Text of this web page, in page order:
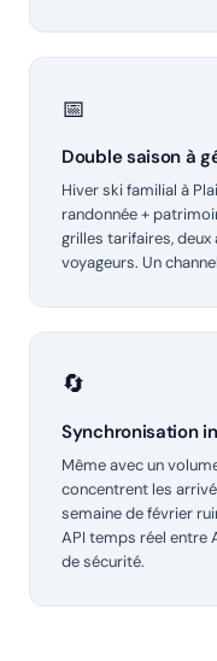
📅
Double saison à
Hiver ski familial à
randonnée +
grilles tarifaires,
voyageurs. Un
🔄
Synchronisation
Même avec un
concentrent les
semaine de février
API temps réel entre
de sécurité.